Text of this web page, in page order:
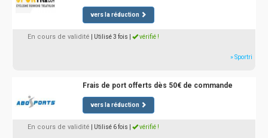
vers la réduction
En cours de validité | Utilisé 3 fois vérifié !
» Sportri
Frais de port offerts dès 50€ de commande
vers la réduction
En cours de validité | Utilisé 6 fois vérifié !